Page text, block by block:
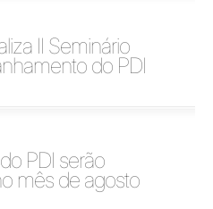
II Seminário
do PDI
PDI serão
mês de agosto